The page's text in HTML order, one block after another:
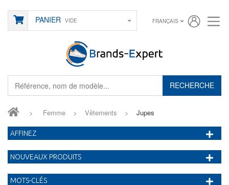
RECHERCHE
PANIER VIDE FRANÇAIS
> Femme > Vêtements > Jupes
AFFINEZ
NOUVEAUX PRODUITS
MOTS-CLÉS